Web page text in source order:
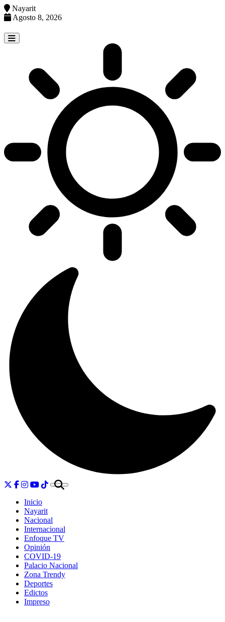
Nayarit
Agosto 8, 2026
to
content
Inicio
Nayarit
Nacional
Internacional
Enfoque TV
Opinión
COVID-19
Palacio Nacional
Zona Trendy
Deportes
Edictos
Impreso